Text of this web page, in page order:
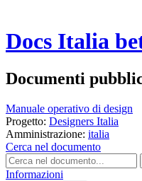
Docs Italia
Documenti
Manuale operativo di design
Progetto: Designers Italia
Amministrazione: italia
Cerca nel documento
Informazioni